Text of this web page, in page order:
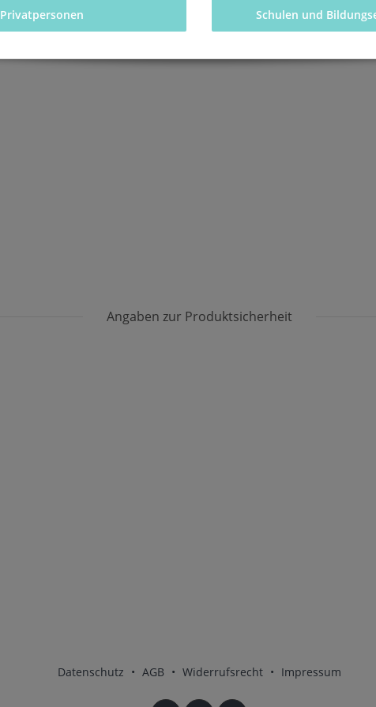
Angaben zur Produktsicherheit
Datenschutz • AGB • Widerrufsrecht • Impressum
Privatpersonen Schulen und